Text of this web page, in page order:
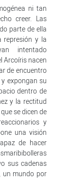
ni tan
creer. Las
parte de ella
represión y la
intentado
Arcoíris nacen
de encuentro
expongan su
dentro de
y la rectitud
se dicen de
y
una visión
de hacer
sus cadenas
un mundo por